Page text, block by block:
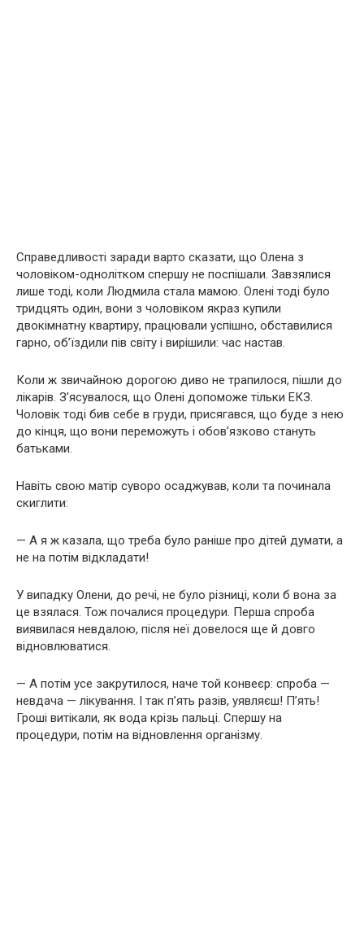
Справедливості заради варто сказати, що Олена з
чоловіком-однолітком спершу не поспішали. Завзялися
лише тоді, коли Людмила стала мамою. Олені тоді було
тридцять один, вони з чоловіком якраз купили
двокімнатну квартиру, працювали успішно, обставилися
гарно, об’їздили пів світу і вирішили: час настав.
Коли ж звичайною дорогою диво не трапилося, пішли до
лікарів. З’ясувалося, що Олені допоможе тільки ЕКЗ.
Чоловік тоді бив себе в груди, присягався, що буде з нею
до кінця, що вони переможуть і обов’язково стануть
батьками.
Навіть свою матір суворо осаджував, коли та починала
скиглити:
— А я ж казала, що треба було раніше про дітей думати, а
не на потім відкладати!
У випадку Олени, до речі, не було різниці, коли б вона за
це взялася. Тож почалися процедури. Перша спроба
виявилася невдалою, після неї довелося ще й довго
відновлюватися.
— А потім усе закрутилося, наче той конвеєр: спроба —
невдача — лікування. І так п’ять разів, уявляєш! П’ять!
Гроші витікали, як вода крізь пальці. Спершу на
процедури, потім на відновлення організму.